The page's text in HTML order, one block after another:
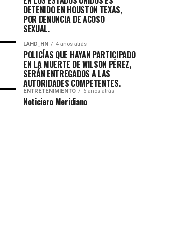
DETENIDO EN HOUSTON TEXAS,
POR DENUNCIA DE ACOSO
SEXUAL.
LAHD_HN 4 años atrás
POLICÍAS QUE HAYAN PARTICIPADO
EN LA MUERTE DE WILSON PÉREZ,
SERÁN ENTREGADOS A LAS
AUTORIDADES COMPETENTES.
ENTRETENIMIENTO 6 años atrás
Noticiero Meridiano